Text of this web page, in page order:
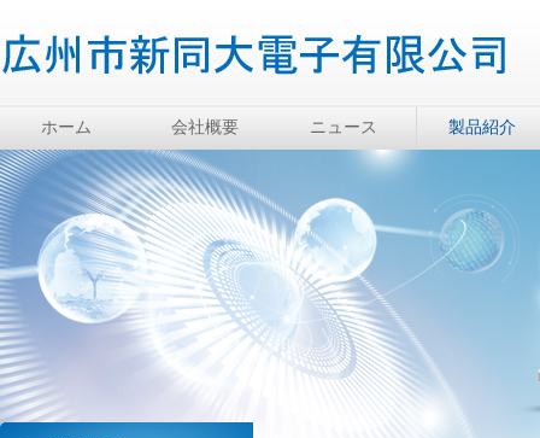
ホーム 会社概要 ニュース 製品紹介